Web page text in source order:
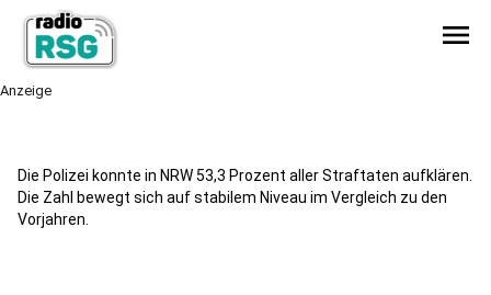
menu
Anzeige
Die Polizei konnte in NRW 53,3 Prozent aller Straftaten aufklären.
Die Zahl bewegt sich auf stabilem Niveau im Vergleich zu den
Vorjahren.